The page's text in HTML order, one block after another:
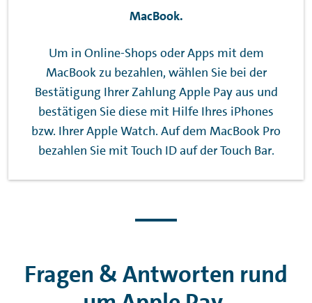
MacBook.
Um in Online-Shops oder Apps mit dem
MacBook zu bezahlen, wählen Sie bei der
Bestätigung Ihrer Zahlung Apple Payaus und
bestätigen Sie diese mit Hilfe Ihres iPhones
bzw. IhrerApple Watch. Auf dem MacBook Pro
bezahlen Sie mit Touch IDauf derTouch Bar.
Fragen & Antworten rund